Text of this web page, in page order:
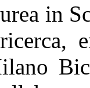
in